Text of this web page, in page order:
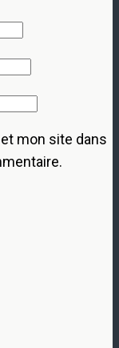
mon site dans